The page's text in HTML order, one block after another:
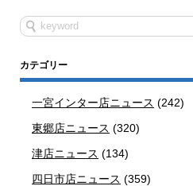
カテゴリー
一宮インター店ニュース (242)
東郷店ニュース (320)
津店ニュース (134)
四日市店ニュース (359)